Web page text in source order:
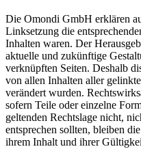
Die Omondi GmbH erklären
Linksetzung die
Inhalten waren. Der
aktuelle und zukünftige
verknüpften Seiten. Deshalb
von allen Inhalten aller
verändert wurden.
sofern Teile oder einzelne
geltenden Rechtslage nicht,
entsprechen sollten, bleiben
ihrem Inhalt und ihrer